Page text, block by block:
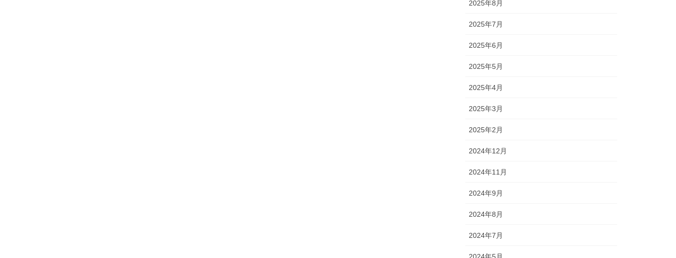
2025年8月
2025年7月
2025年6月
2025年5月
2025年4月
2025年3月
2025年2月
2024年12月
2024年11月
2024年9月
2024年8月
2024年7月